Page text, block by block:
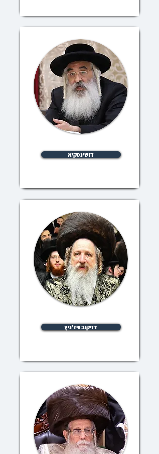
דושינסקיא
דזיקוב וויז'ניץ